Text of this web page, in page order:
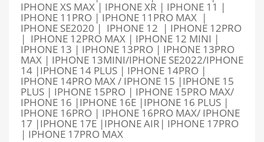
IPHONE XS MAX | IPHONE XR | IPHONE 11 |
IPHONE 11PRO | IPHONE 11PRO MAX |
IPHONE SE2020 | IPHONE 12 | IPHONE 12PRO
| IPHONE 12PRO MAX | IPHONE 12 MINI |
IPHONE 13 | IPHONE 13PRO | IPHONE 13PRO
MAX | IPHONE 13MINI/IPHONE SE2022/IPHONE
14 |IPHONE 14 PLUS | IPHONE 14PRO |
IPHONE 14PRO MAX / IPHONE 15 |IPHONE 15
PLUS | IPHONE 15PRO | IPHONE 15PRO MAX/
IPHONE 16 |IPHONE 16E |IPHONE 16 PLUS |
IPHONE 16PRO | IPHONE 16PRO MAX/ IPHONE
17 |IPHONE 17E |IPHONE AIR | IPHONE 17PRO
| IPHONE 17PRO MAX